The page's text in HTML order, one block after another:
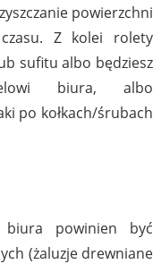
powierzchni
Z kolei rolety
sufitu albo będziesz
biura, albo
po kołkach/śrubach
biura powinien być
(żaluzje drewniane